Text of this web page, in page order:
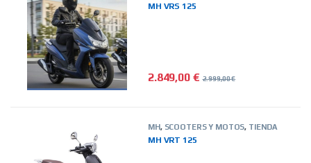
MH VRS 125
2.849,00 € 2.999,00€
MH, SCOOTERS Y MOTOS, TIENDA
MH VRT 125